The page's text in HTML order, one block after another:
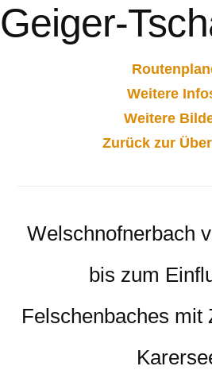
Geiger-
Weitere
Weitere
Zurück zur
Welschnofnerbach
bis zum
Felschenbaches mit